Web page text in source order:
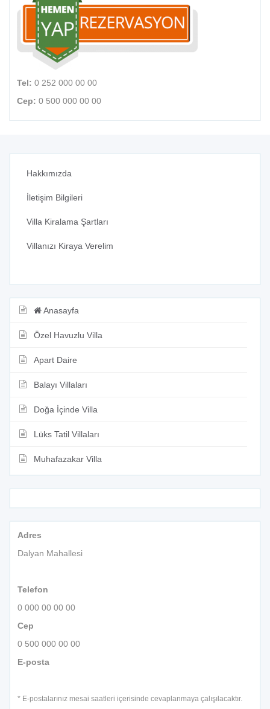
Tel: 0 252 000 00 00
Cep: 0 500 000 00 00
Hakkımızda
İletişim Bilgileri
Villa Kiralama Şartları
Villanızı Kiraya Verelim
Anasayfa
Özel Havuzlu Villa
Apart Daire
Balayı Villaları
Doğa İçinde Villa
Lüks Tatil Villaları
Muhafazakar Villa
Adres
Dalyan Mahallesi
Telefon
0 000 00 00 00
Cep
0 500 000 00 00
E-posta
* E-postalarınız mesai saatleri içerisinde cevaplanmaya çalışılacaktır.